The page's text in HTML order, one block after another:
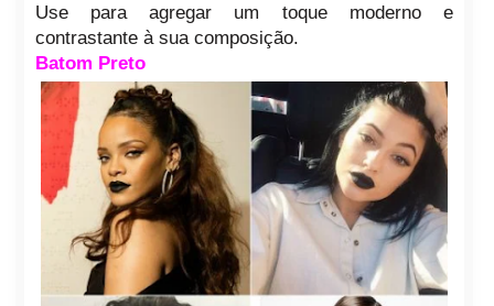
Use para agregar um toque moderno e
contrastante à sua composição.
Batom Preto